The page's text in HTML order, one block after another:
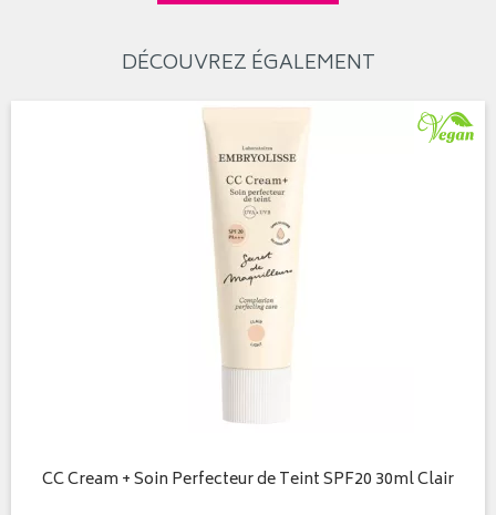
DÉCOUVREZ ÉGALEMENT
CC Cream + Soin Perfecteur de Teint SPF20 30ml Clair